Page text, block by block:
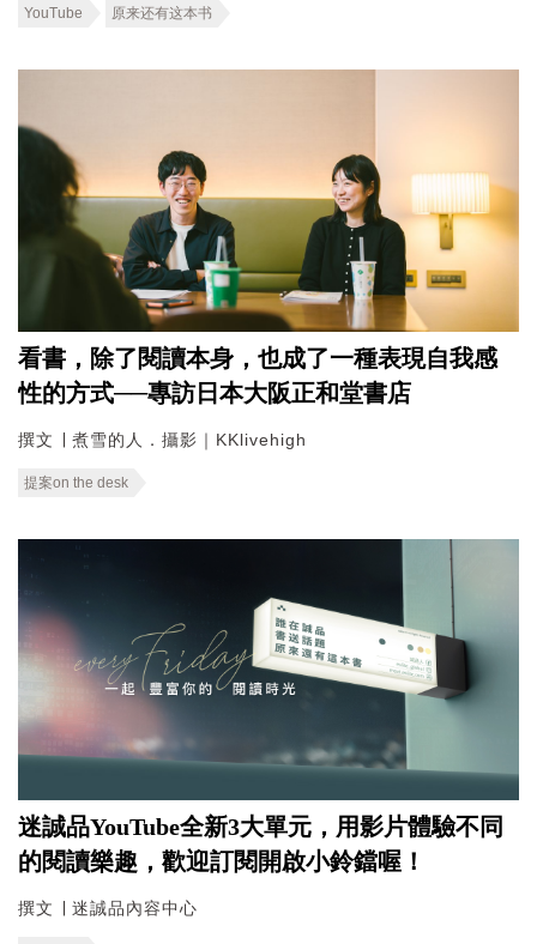
YouTube 原来还有这本书
看書，除了閱讀本身，也成了一種表現自我感
性的方式──專訪日本大阪正和堂書店
撰文 ∣ 煮雪的人．攝影｜KKlivehigh
提案on the desk
迷誠品YouTube全新3大單元，用影片體驗不同
的閱讀樂趣，歡迎訂閱開啟小鈴鐺喔！
撰文 ∣ 迷誠品內容中心